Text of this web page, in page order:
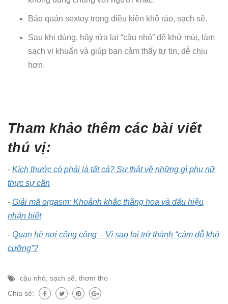
Bảo quản sextoy trong điều kiện khô ráo, sạch sẽ.
Sau khi dùng, hãy rửa lại “cậu nhỏ” để khử mùi, làm
sạch vi khuẩn và giúp bạn cảm thấy tự tin, dễ chịu
hơn.
Tham khảo thêm các bài viết
thú vị:
- Kích thước có phải là tất cả? Sự thật về những gì phụ nữ
thực sự cần
- Giải mã orgasm: Khoảnh khắc thăng hoa và dấu hiệu
nhận biết
- Quan hệ nơi công cộng – Vì sao lại trở thành “cám dỗ khó
cưỡng”?
cậu nhỏ sạch sẽ thơm tho
Chia sẻ: